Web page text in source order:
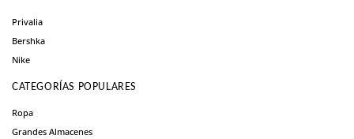
Privalia
Bershka
Nike
CATEGORÍAS POPULARES
Ropa
Grandes Almacenes